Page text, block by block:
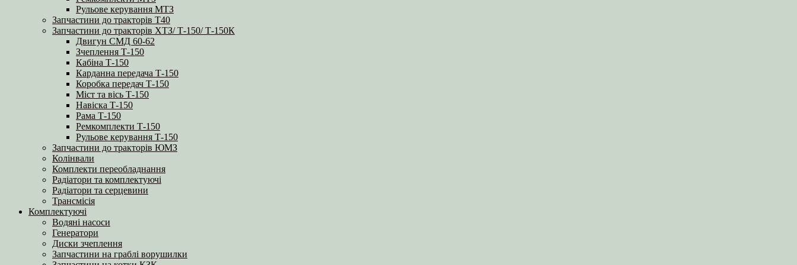
Рульове керування МТЗ
Запчастини до тракторів Т40
Запчастини до тракторів ХТЗ/ Т-150/ Т-150К
Двигун СМД 60-62
Зчеплення Т-150
Кабіна Т-150
Карданна передача Т-150
Коробка передач Т-150
Міст та вісь Т-150
Навіска Т-150
Рама Т-150
Ремкомплекти Т-150
Рульове керування Т-150
Запчастини до тракторів ЮМЗ
Колінвали
Комплекти переобладнання
Радіатори та комплектуючі
Радіатори та серцевини
Трансмісія
Комплектуючі
Водяні насоси
Генератори
Диски зчеплення
Запчастини на граблі ворушилки